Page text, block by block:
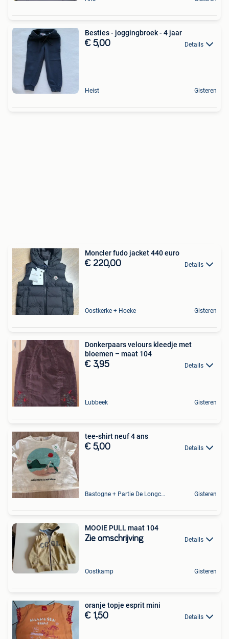
Besties - joggingbroek - 4 jaar
€ 5,00 Details
Heist Gisteren
Moncler fudo jacket 440 euro
€ 220,00 Details
Oostkerke + Hoeke Gisteren
Donkerpaars velours kleedje met
bloemen – maat 104
€ 3,95 Details
Lubbeek Gisteren
tee-shirt neuf 4 ans
€ 5,00 Details
Bastogne + Partie De Longchamps Et Sibret Gisteren
MOOIE PULL maat 104
Zie omschrijving Details
Oostkamp Gisteren
oranje topje esprit mini
€ 1,50 Details